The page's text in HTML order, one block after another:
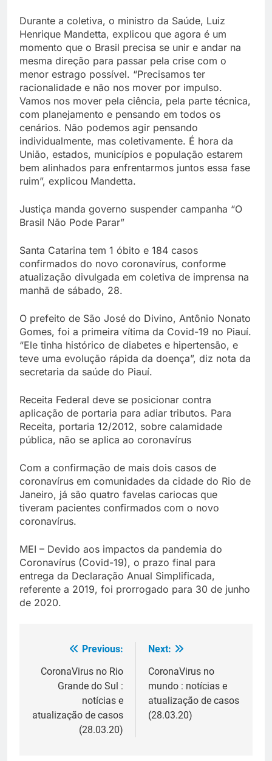
Durante a coletiva, o ministro da Saúde, Luiz
Henrique Mandetta, explicou que agora é um
momento que o Brasil precisa se unir e andar na
mesma direção para passar pela crise com o
menor estrago possível. “Precisamos ter
racionalidade e não nos mover por impulso.
Vamos nos mover pela ciência, pela parte técnica,
com planejamento e pensando em todos os
cenários. Não podemos agir pensando
individualmente, mas coletivamente. É hora da
União, estados, municípios e população estarem
bem alinhados para enfrentarmos juntos essa fase
ruim”, explicou Mandetta.
Justiça manda governo suspender campanha “O
Brasil Não Pode Parar”
Santa Catarina tem 1 óbito e 184 casos
confirmados do novo coronavírus, conforme
atualização divulgada em coletiva de imprensa na
manhā de sábado, 28.
O prefeito de São José do Divino, Antônio Nonato
Gomes, foi a primeira vítima da Covid-19 no Piauí.
“Ele tinha histórico de diabetes e hipertensão, e
teve uma evolução rápida da doença”, diz nota da
secretaria da saúde do Piauí.
Receita Federal deve se posicionar contra
aplicação de portaria para adiar tributos. Para
Receita, portaria 12/2012, sobre calamidade
pública, não se aplica ao coronavírus
Com a confirmação de mais dois casos de
coronavírus em comunidades da cidade do Rio de
Janeiro, já são quatro favelas cariocas que
tiveram pacientes confirmados com o novo
coronavírus.
MEI – Devido aos impactos da pandemia do
Coronavírus (Covid-19), o prazo final para
entrega da Declaração Anual Simplificada,
referente a 2019, foi prorrogado para 30 de junho
de 2020.
Navegação
de
Previous:
CoronaVirus no Rio
Grande do Sul :
notícias e
atualização de casos
(28.03.20)
Next:
CoronaVirus no
mundo : notícias e
atualização de casos
(28.03.20)